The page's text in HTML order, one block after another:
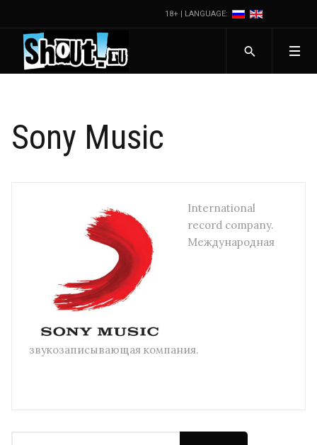
18+ | LANGUAGE:
Sony Music
International
record company.
Международная
звукозаписывающая компания.